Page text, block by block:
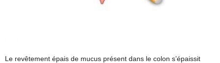
Le revêtement épais de mucus présent dans le colon s’épaissit